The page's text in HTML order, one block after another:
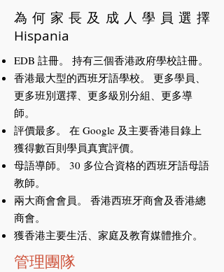
為何家長及成人學員選擇
Hispania
EDB 註冊。 持有三個香港政府學校註冊。
香港最大型的西班牙語學校。 更多學員、
更多班別選擇、更多級別分組、更多導
師。
評價最多。 在 Google 及主要香港目錄上
獲得數百則學員真實評價。
母語導師。 30 多位合資格的西班牙語母語
教師。
兩大商會會員。 香港西班牙商會及香港總
商會。
獲香港主要生活、家庭及教育媒體推介。
管理團隊